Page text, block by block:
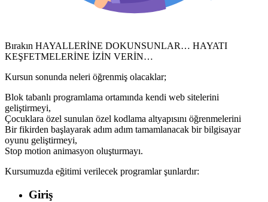
Bırakın HAYALLERİNE DOKUNSUNLAR… HAYATI
KEŞFETMELERİNE İZİN VERİN…
Kursun sonunda neleri öğrenmiş olacaklar;
Blok tabanlı programlama ortamında kendi web sitelerini
geliştirmeyi,
Çocuklara özel sunulan özel kodlama altyapısını öğrenmelerini
Bir fikirden başlayarak adım adım tamamlanacak bir bilgisayar
oyunu geliştirmeyi,
Stop motion animasyon oluşturmayı.
Kursumuzda eğitimi verilecek programlar şunlardır:
Giriş